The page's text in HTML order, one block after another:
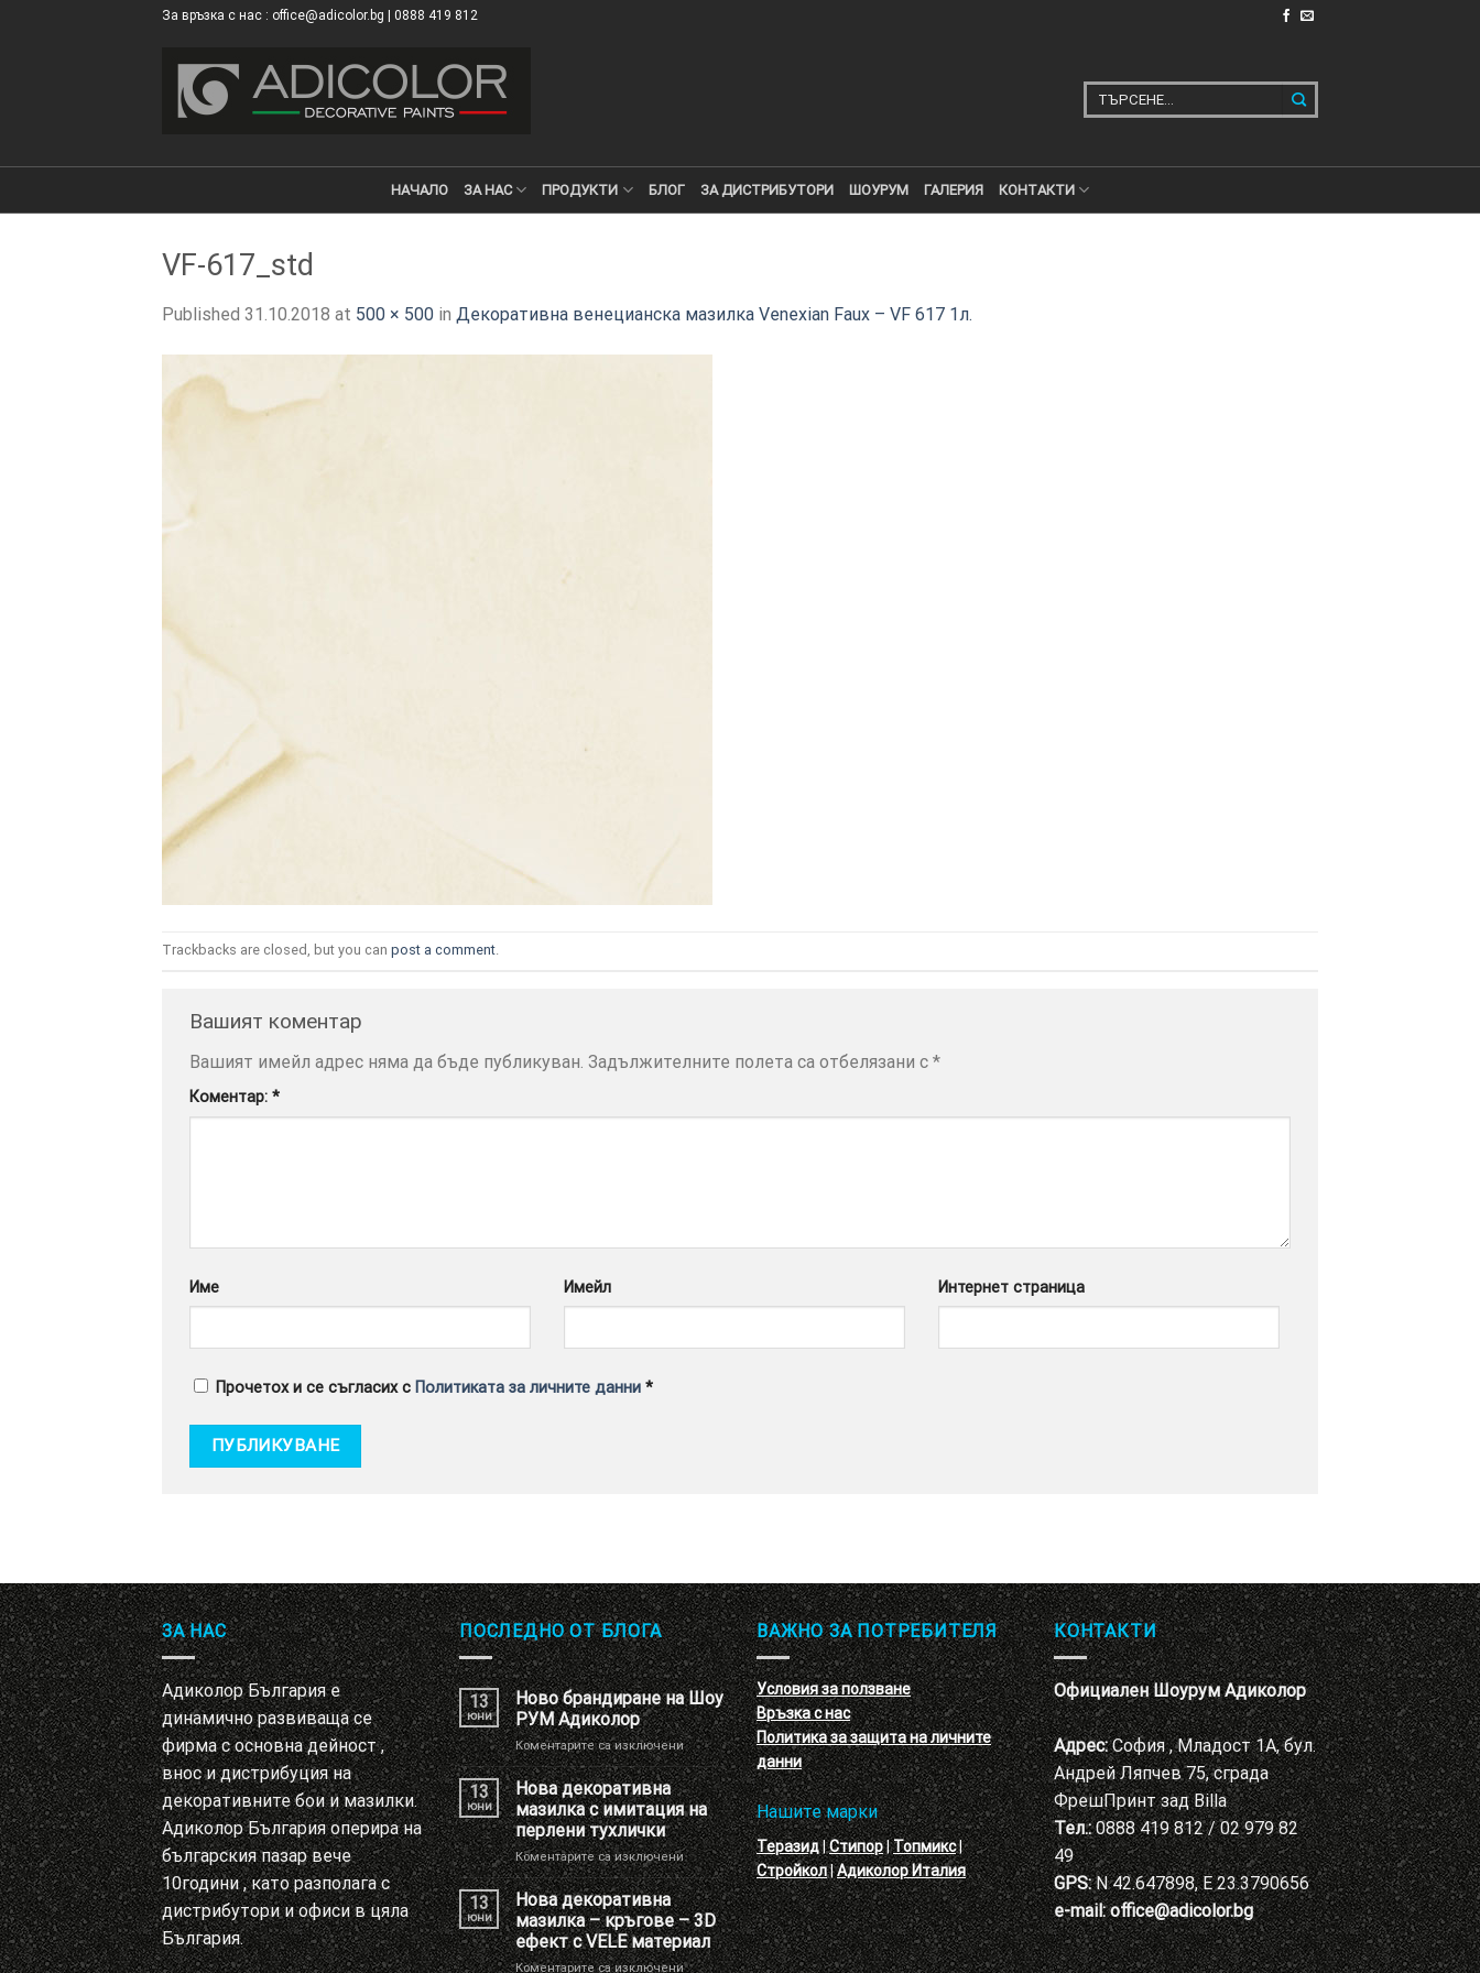
За връзка с нас : office@adicolor.bg | 0888 419 812
за:
НАЧАЛО ЗА НАС ПРОДУКТИ БЛОГ ЗА ДИСТРИБУТОРИ ШОУРУМ ГАЛЕРИЯ КОНТАКТИ
VF-617_std
Published 31.10.2018 at 500 × 500 in Декоративна венецианска мазилка Venexian Faux – VF 617 1л.
Trackbacks are closed, but you can post a comment
Вашият коментар
Вашият имейл адрес няма да бъде публикуван. Задължителните полета са отбелязани с *
Коментар: *
Име Имейл Интернет страница
Прочетох и се съгласих с Политиката за личните данни *
ЗА НАС
Адиколор България е
динамично развиваща се
фирма с основна дейност ,
внос и дистрибуция на
декоративните бои и мазилки.
Адиколор България оперира на
българския пазар вече
10години , като разполага с
дистрибутори и офиси в цяла
България.
ПОСЛЕДНО ОТ БЛОГА
13
юни
Ново брандиране на Шоу
РУМ Адиколор
Коментарите са изключениза
Ново
брандиране
на
Шоу
РУМ
Адиколор
13
юни
Нова декоративна
мазилка с имитация на
перлени тухлички
Коментарите са изключениза
Нова
декоративна
мазилка
с
имитация
на
13
юни
Нова декоративна
мазилка – кръгове – 3D
ефект с VELE материал
Коментарите са изключениза
ВАЖНО ЗА ПОТРЕБИТЕЛЯ
Условия за ползване
Връзка с нас
Политика за защита на личните
данни
Нашите марки
Теразид|Стипор|Топмикс|
Стройкол|Адиколор Италия
КОНТАКТИ
Официален Шоурум Адиколор
Адрес:София , Младост 1А, бул.
Андрей Ляпчев 75, сграда
ФрешПринт зад Billa
Тел.:0888 419 812 / 02 979 82
49
GPS:N 42.647898, E 23.3790656
e-mail: office@adicolor.bg
ТОЗИ САЙТ ИЗПОЛЗВА БИСКВИТКИ.
ПОВЕЧЕ ИНФОРМАЦИЯ МОЖЕТЕ ДА